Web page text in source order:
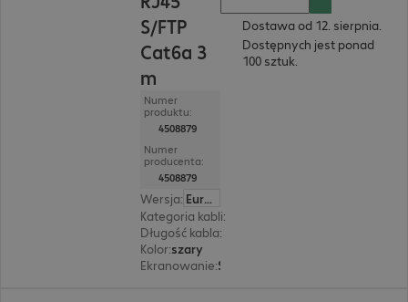
S/FTP
Cat6a 3
m
Numer
produktu:
4508879
Numer
producenta:
4508879
Wersja:
Europa
Kategoria kabli:
Długość kabla:
Kolor:szary
Ekranowanie:
Dostawa od 12. sierpnia.
Dostępnych jest ponad
100 sztuk.